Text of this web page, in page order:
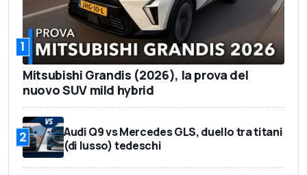
1
Mitsubishi Grandis (2026), la prova del
nuovo SUV mild hybrid
2
Audi Q9 vs Mercedes GLS, duello tra titani
(di lusso) tedeschi